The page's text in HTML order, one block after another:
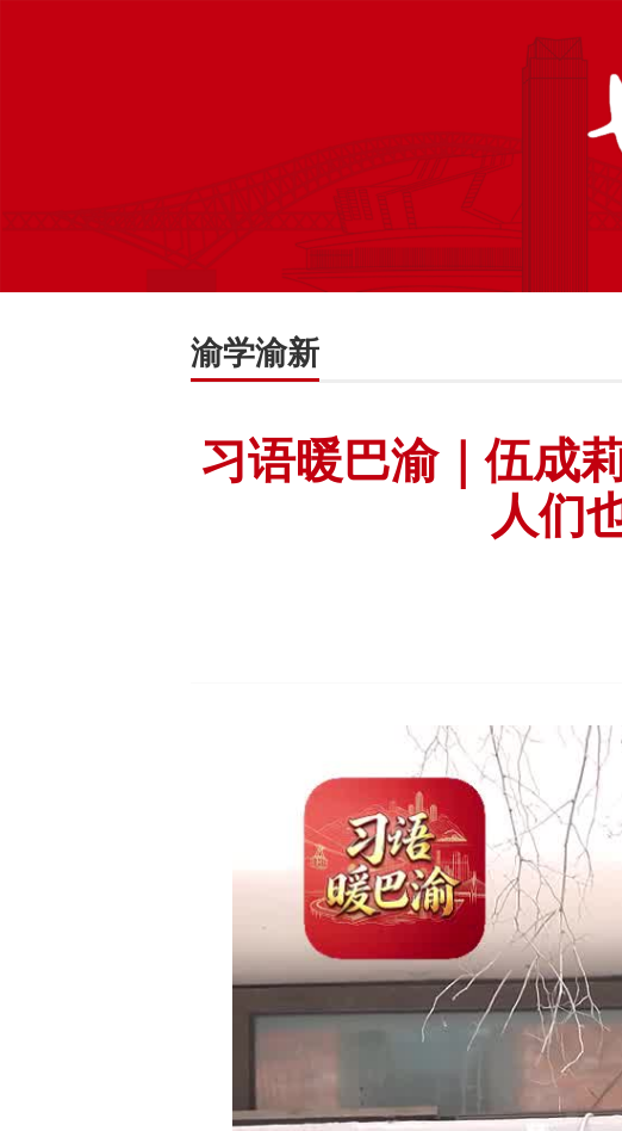
渝学渝新
习语暖巴渝｜伍成
人们